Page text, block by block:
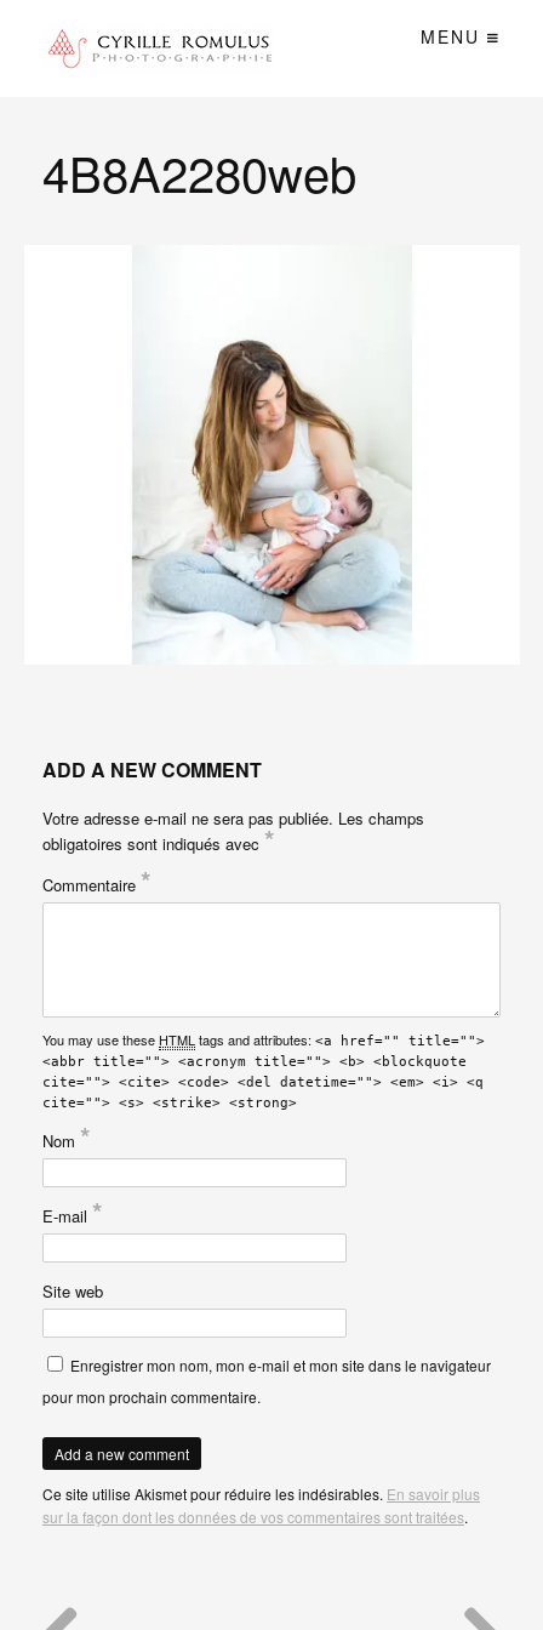
MENU
4B8A2280web
ADD A NEW COMMENT
Votre adresse e-mail ne sera pas publiée. Les champs
obligatoires sont indiqués avec *
Commentaire *
You may use these HTMLtags and attributes: <a href="" title="">
<abbr title=""> <acronym title=""> <b> <blockquote
cite=""> <cite> <code> <del datetime=""> <em> <i> <q
cite=""> <s> <strike> <strong>
Nom *
E-mail *
Site web
Enregistrer mon nom, mon e-mail et mon site dans le navigateur
pour mon prochain commentaire.
Ce site utilise Akismet pour réduire les indésirables. En savoir plus
sur la façon dont les données de vos commentaires sont traitées.